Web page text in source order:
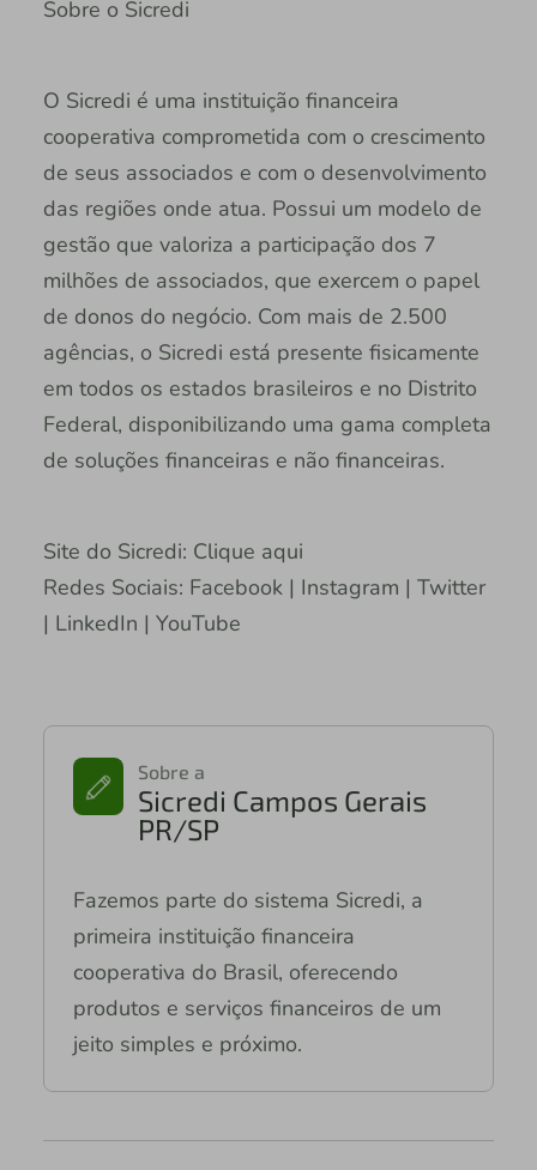
Sobre o Sicredi
O Sicredi é uma instituição financeira
cooperativa comprometida com o crescimento
de seus associados e com o desenvolvimento
das regiões onde atua. Possui um modelo de
gestão que valoriza a participação dos 7
milhões de associados, que exercem o papel
de donos do negócio. Com mais de 2.500
agências, o Sicredi está presente fisicamente
em todos os estados brasileiros e no Distrito
Federal, disponibilizando uma gama completa
de soluções financeiras e não financeiras.
Site do Sicredi: Clique aqui
Redes Sociais: Facebook | Instagram | Twitter
| LinkedIn | YouTube
Sobre a
Sicredi Campos Gerais
PR/SP
Fazemos parte do sistema Sicredi, a
primeira instituição financeira
cooperativa do Brasil, oferecendo
produtos e serviços financeiros de um
jeito simples e próximo.